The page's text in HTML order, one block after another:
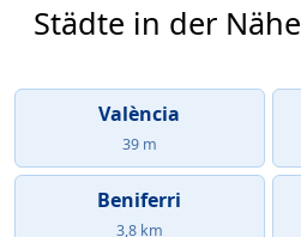
Städte in der Nähe
València
39 m
Beniferri
3,8 km